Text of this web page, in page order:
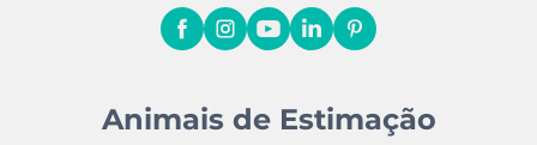
Animais de Estimação